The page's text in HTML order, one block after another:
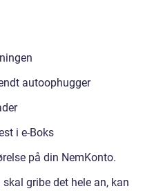
autoophugger
i e-Boks
på din NemKonto.
gribe det hele an, kan